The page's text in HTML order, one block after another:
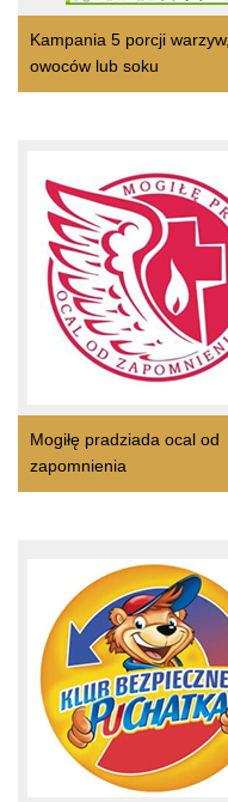
Kampania 5 porcji warzyw,
owoców lub soku
Mogiłę pradziada ocal od
zapomnienia